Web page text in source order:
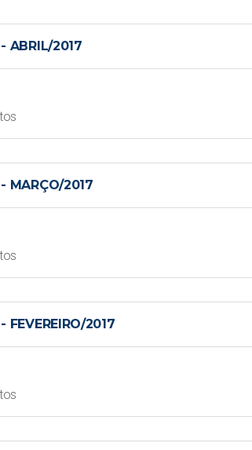
ABRIL/2017
MARÇO/2017
FEVEREIRO/2017